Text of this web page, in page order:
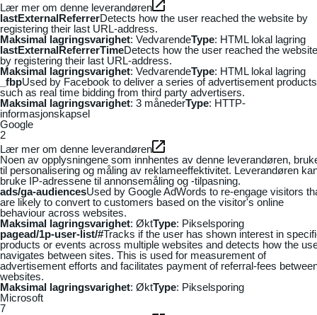
Lær mer om denne leverandøren
lastExternalReferrerDetects how the user reached the website by
registering their last URL-address.
Maksimal lagringsvarighet: VedvarendeType: HTML lokal lagring
lastExternalReferrerTimeDetects how the user reached the website
by registering their last URL-address.
Maksimal lagringsvarighet: VedvarendeType: HTML lokal lagring
_fbpUsed by Facebook to deliver a series of advertisement products
such as real time bidding from third party advertisers.
Maksimal lagringsvarighet: 3 månederType: HTTP-
informasjonskapsel
Google
2
Lær mer om denne leverandøren
Noen av opplysningene som innhentes av denne leverandøren,
til personalisering og måling av reklameeffektivitet. Leverandøren
bruke IP-adressene til annonsemåling og -tilpasning.
ads/ga-audiencesUsed by Google AdWords to re-engage visitors
are likely to convert to customers based on the visitor's online
behaviour across websites.
Maksimal lagringsvarighet: ØktType: Pikselsporing
pagead/1p-user-list/#Tracks if the user has shown interest in
products or events across multiple websites and detects how the
navigates between sites. This is used for measurement of
advertisement efforts and facilitates payment of referral-fees
websites.
Maksimal lagringsvarighet: ØktType: Pikselsporing
Microsoft
7